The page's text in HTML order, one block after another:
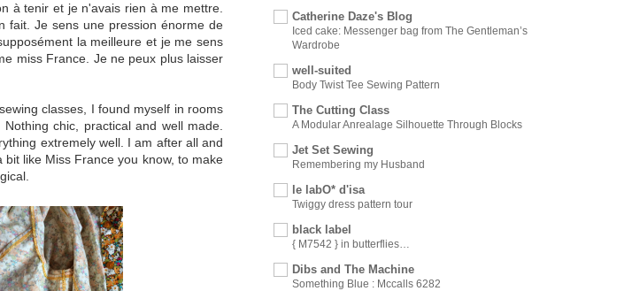
à tenir et je n'avais rien à me mettre.
fait. Je sens une pression énorme de
la meilleure et je me sens
miss France. Je ne peux plus laisser
classes, I found myself in rooms
chic, practical and well made.
extremely well. I am after all and
like Miss France you know, to make
Catherine Daze's Blog
Iced cake: Messenger bag from The Gentleman’s
Wardrobe
well-suited
Body Twist Tee Sewing Pattern
The Cutting Class
A Modular Anrealage Silhouette Through Blocks
Jet Set Sewing
Remembering my Husband
le labO* d'isa
Twiggy dress pattern tour
black label
{ M7542 } in butterflies…
Dibs and The Machine
Something Blue : Mccalls 6282